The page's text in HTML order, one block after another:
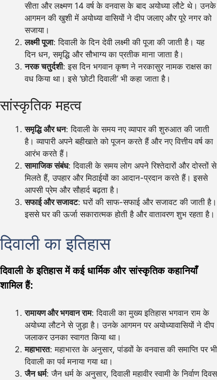
सीता और लक्ष्मण 14 वर्ष के वनवास के बाद अयोध्या लौटे थे। उनके
आगमन की खुशी में अयोध्या वासियों ने दीप जलाए और पूरे नगर को
सजाया।
लक्ष्मी पूजा: दिवाली के दिन देवी लक्ष्मी की पूजा की जाती है। यह
दिन धन, समृद्धि और सौभाग्य का प्रतीक माना जाता है।
नरक चतुर्दशी: इस दिन भगवान कृष्ण ने नरकासुर नामक राक्षस का
वध किया था। इसे ‘छोटी दिवाली’ भी कहा जाता है।
सांस्कृतिक महत्व
समृद्धि और धन: दिवाली के समय नए व्यापार की शुरुआत की जाती
है। व्यापारी अपने बहीखाते को पूजन करते हैं और नए वित्तीय वर्ष का
आरंभ करते हैं।
सामाजिक संबंध: दिवाली के समय लोग अपने रिश्तेदारों और दोस्तों से
मिलते हैं, उपहार और मिठाईयों का आदान-प्रदान करते हैं। इससे
आपसी प्रेम और सौहार्द बढ़ता है।
सफाई और सजावट: घरों की साफ-सफाई और सजावट की जाती है।
इससे घर की ऊर्जा सकारात्मक होती है और वातावरण शुभ रहता है।
दिवाली का इतिहास
दिवाली के इतिहास में कई धार्मिक और सांस्कृतिक कहानियाँ
शामिल हैं:
रामायण और भगवान राम: दिवाली का मुख्य इतिहास भगवान राम के
अयोध्या लौटने से जुड़ा है। उनके आगमन पर अयोध्यावासियों ने दीप
जलाकर उनका स्वागत किया था।
महाभारत: महाभारत के अनुसार, पांडवों के वनवास की समाप्ति पर भी
दिवाली का पर्व मनाया गया था।
जैन धर्म: जैन धर्म के अनुसार, दिवाली महावीर स्वामी के निर्वाण दिवस